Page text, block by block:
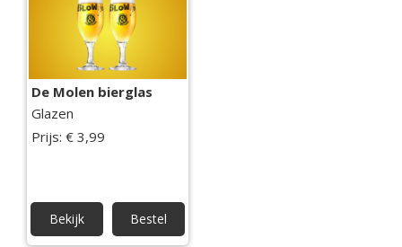
De Molen bierglas
Glazen
Prijs: € 3,99
Bekijk Bestel